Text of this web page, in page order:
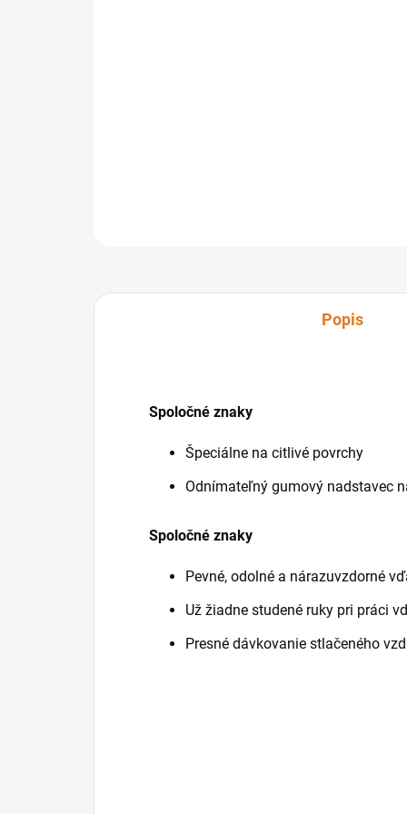
Popis
Spoločné znaky
Špeciálne na citlivé povrchy
Odnímateľný gumový nadstavec
Spoločné znaky
Pevné, odolné a nárazuvzdorné
Už žiadne studené ruky pri práci
Presné dávkovanie stlačeného